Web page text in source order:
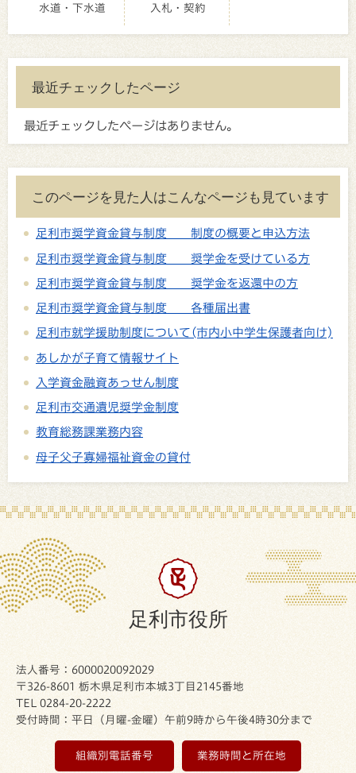
水道・下水道 入札・契約
最近チェックしたページ
最近チェックしたページはありません。
このページを見た人はこんなページも見ています
足利市奨学資金貸与制度 制度の概要と申込方法
足利市奨学資金貸与制度 奨学金を受けている方
足利市奨学資金貸与制度 奨学金を返還中の方
足利市奨学資金貸与制度 各種届出書
足利市就学援助制度について(市内小中学生保護者向け)
あしかが子育て情報サイト
入学資金融資あっせん制度
足利市交通遺児奨学金制度
教育総務課業務内容
母子父子寡婦福祉資金の貸付
足利市役所
法人番号：6000020092029
〒326-8601 栃木県足利市本城3丁目2145番地
TEL 0284-20-2222
受付時間：平日（月曜-金曜）午前9時から午後4時30分まで
組織別電話番号 業務時間と所在地